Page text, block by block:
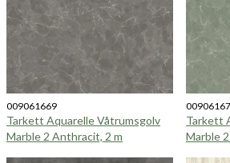
009061669
Tarkett Aquarelle Våtrumsgolv
Marble 2 Anthracit, 2 m
Tarkett
Marble